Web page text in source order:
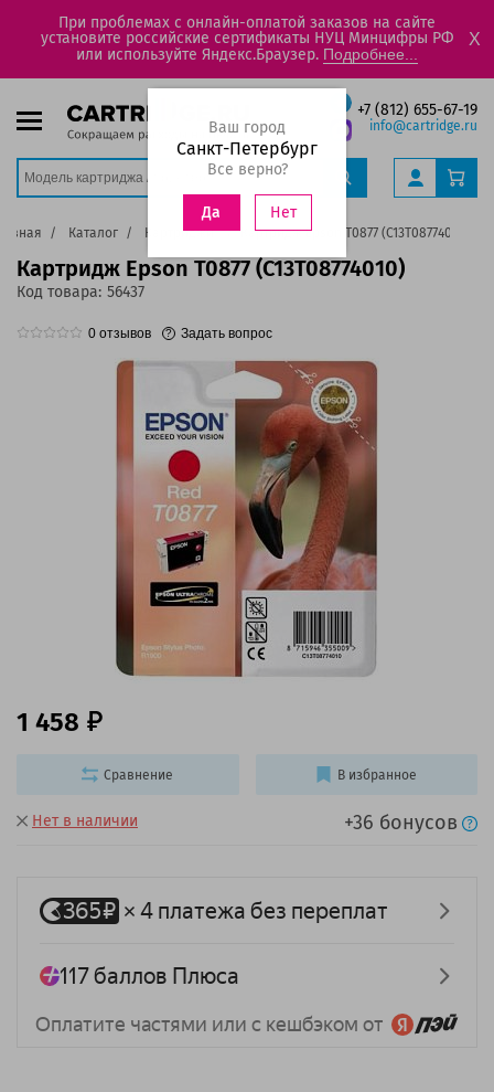
При проблемах с онлайн-оплатой заказов на сайте
установите российские сертификаты НУЦ Минцифры РФ
или используйте Яндекс.Браузер. Подробнее...
X
+7 (812) 655-67-19
info@cartridge.ru
Ваш город
Санкт-Петербург
Все верно?
Да Нет
Каталог Картриджи Картридж Epson T0877 (C13T08774010)
Картридж Epson T0877 (C13T08774010)
Код товара: 56437
0 отзывов Задать вопрос
Нет в наличии +36 бонусов
1 458
Сравнение В избранное